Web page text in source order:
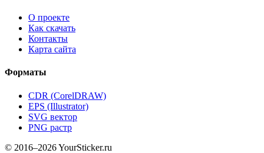
О проекте
Как скачать
Контакты
Карта сайта
Форматы
CDR (CorelDRAW)
EPS (Illustrator)
SVG вектор
PNG растр
© 2016–2026 YourSticker.ru